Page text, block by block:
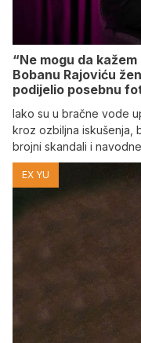
“Ne mogu da
Bobanu Rajoviću
podijelio posebnu
Iako su u bračne vode
kroz ozbiljna iskušenja,
brojni skandali i
EX YU